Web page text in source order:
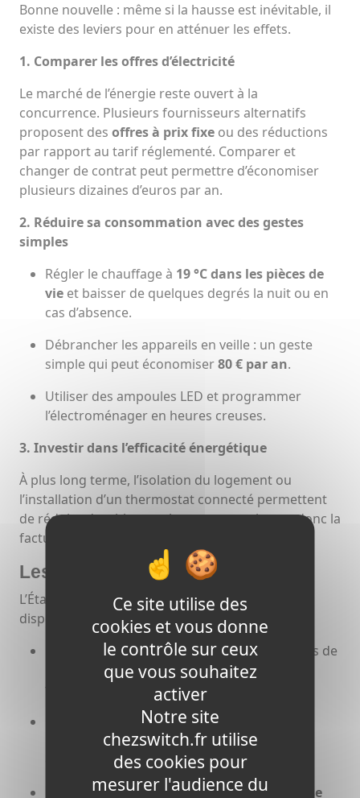
Bonne nouvelle : même si la hausse est inévitable, il
existe des leviers pour en atténuer les effets.
1. Comparer les offres d’électricité
Le marché de l’énergie reste ouvert à la
concurrence. Plusieurs fournisseurs alternatifs
proposent des offres à prix fixe ou des réductions
par rapport au tarif réglementé. Comparer et
changer de contrat peut permettre d’économiser
plusieurs dizaines d’euros par an.
2. Réduire sa consommation avec des gestes
simples
Régler le chauffage à 19 °C dans les pièces de
vie et baisser de quelques degrés la nuit ou en
cas d’absence.
Débrancher les appareils en veille : un geste
simple qui peut économiser80 € par an.
Utiliser des ampoules LED et programmer
l’électroménager en heures creuses.
3. Investir dans l’efficacité énergétique
À plus long terme, l’isolation du logement ou
l’installation d’un thermostat connecté permettent
de réduire durablement la consommation, et donc la
facture.
Les aides disponibles
L’État et les collectivités maintiennent plusieurs
dispositifs pour soutenir les ménages :
Le chèque énergie: attribué sous conditions de
revenus, il permet de réduire directement la
Les aides à la rénovation énergétique
MaPrimeRénov’, éco-PTZ et TVA réduite sur
certains travaux d’isolation.
Les dispositifs exceptionnels en cas de crise
Ce site utilise des
cookies et vous donne
le contrôle sur ceux
que vous souhaitez
activer
Notre site
chezswitch.fr utilise
des cookies pour
mesurer l'audience du